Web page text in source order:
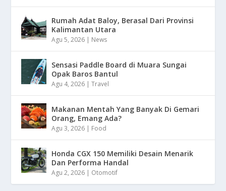
Rumah Adat Baloy, Berasal Dari Provinsi
Kalimantan Utara
Agu 5, 2026 | News
Sensasi Paddle Board di Muara Sungai
Opak Baros Bantul
Agu 4, 2026 |Travel
Makanan Mentah Yang Banyak Di Gemari
Orang, Emang Ada?
Agu 3, 2026 | Food
Honda CGX 150 Memiliki Desain Menarik
Dan Performa Handal
Agu 2, 2026 | Otomotif